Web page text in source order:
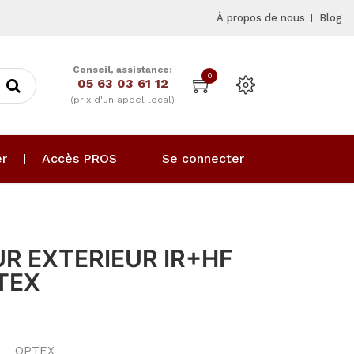
À propos de nous Blog
Conseil, assistance:
05 63 03 61 12
(prix d'un appel local)
0
Accès PROS Se connecter
EXTERIEUR IR+HF
OPTEX